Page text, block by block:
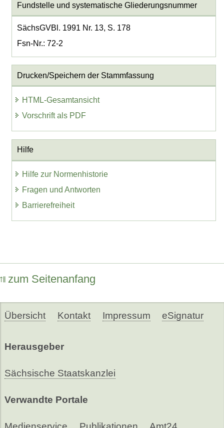
Fundstelle und systematische Gliederungsnummer
SächsGVBl. 1991 Nr. 13, S. 178
Fsn-Nr.: 72-2
Drucken/Speichern der Stammfassung
HTML-Gesamtansicht
Vorschrift als PDF
Hilfe
Hilfe zur Normenhistorie
Fragen und Antworten
Barrierefreiheit
zum Seitenanfang
Übersicht Kontakt Impressum eSignatur
Herausgeber
Sächsische Staatskanzlei
Verwandte Portale